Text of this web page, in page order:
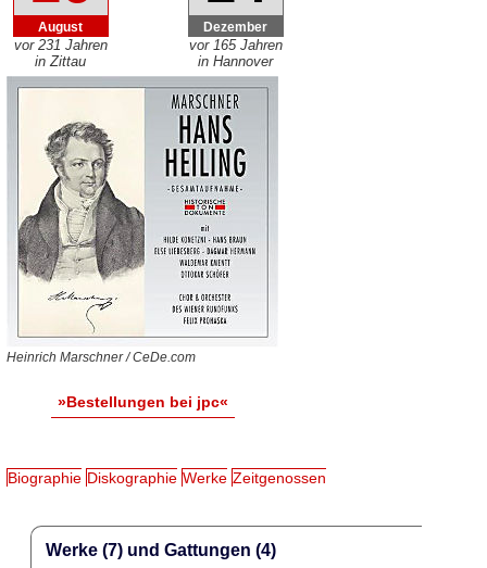
August
vor 231 Jahren
in Zittau
Dezember
vor 165 Jahren
in Hannover
Heinrich Marschner / CeDe.com
»Bestellungen bei jpc«
Biographie Diskographie Werke Zeitgenossen
Werke (7) und Gattungen (4)